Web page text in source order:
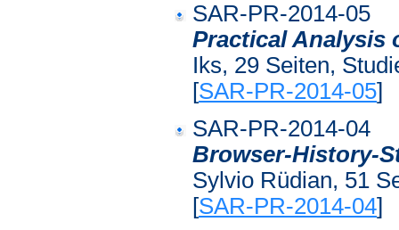
SAR-PR-2014-05
Practical Analysis
Iks, 29 Seiten,
[SAR-PR-2014-05]
SAR-PR-2014-04
Browser-History-
Sylvio Rüdian, 51
[SAR-PR-2014-04]